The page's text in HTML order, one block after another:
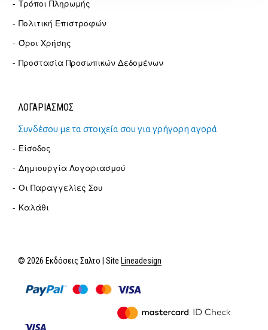
Τρόποι Πληρωμής
Πολιτική Επιστροφών
Όροι Χρήσης
Προστασία Προσωπικών Δεδομένων
ΛΟΓΑΡΙΑΣΜΟΣ
Συνδέσου με τα στοιχεία σου για γρήγορη αγορά
Είσοδος
Δημιουργία Λογαριασμού
Οι Παραγγελίες Σου
Καλάθι
© 2026 Εκδόσεις Σαλτο | Site Lineadesign